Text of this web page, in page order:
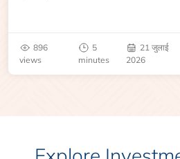
896
views
5
minutes
21 जुलाई
2026